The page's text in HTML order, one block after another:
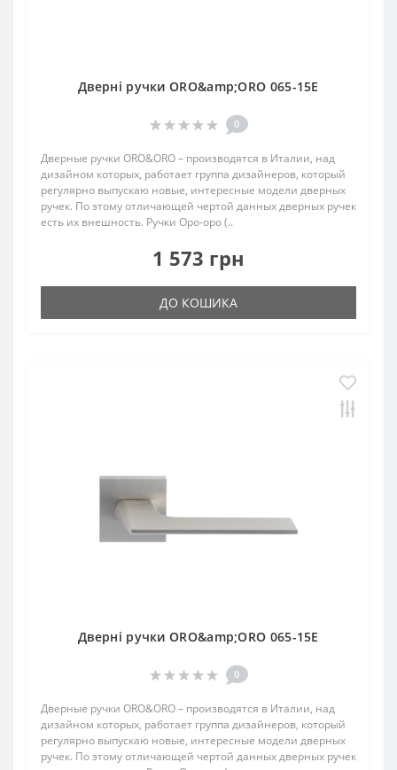
Дверні ручки ORO&amp;ORO 065-15E
0
Дверные ручки ORO&ORO – производятся в Италии, над
дизайном которых, работает группа дизайнеров, который
регулярно выпускаю новые, интересные модели дверных
ручек. По этому отличающей чертой данных дверных ручек
есть их внешность. Ручки Оро-оро (..
1 573 грн
ДО КОШИКА
Дверні ручки ORO&amp;ORO 065-15E
0
Дверные ручки ORO&ORO – производятся в Италии, над
дизайном которых, работает группа дизайнеров, который
регулярно выпускаю новые, интересные модели дверных
ручек. По этому отличающей чертой данных дверных ручек